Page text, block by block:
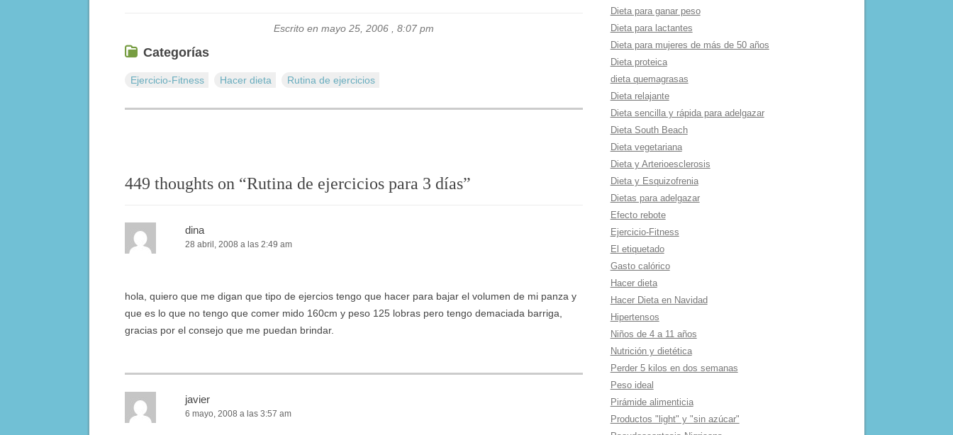
Escrito en mayo 25, 2006 , 8:07 pm
Categorías
Ejercicio-Fitness Hacer dieta Rutina de ejercicios
449 thoughts on “Rutina de ejercicios para 3 dí­as”
dina
28 abril, 2008 a las 2:49 am
hola, quiero que me digan que tipo de ejercios tengo que hacer para bajar el volumen de mi panza y
que es lo que no tengo que comer mido 160cm y peso 125 lobras pero tengo demaciada barriga,
gracias por el consejo que me puedan brindar.
javier
6 mayo, 2008 a las 3:57 am
Dieta para ganar peso
Dieta para lactantes
Dieta para mujeres de más de 50 años
Dieta proteica
dieta quemagrasas
Dieta relajante
Dieta sencilla y rápida para adelgazar
Dieta South Beach
Dieta vegetariana
Dieta y Arterioesclerosis
Dieta y Esquizofrenia
Dietas para adelgazar
Efecto rebote
Ejercicio-Fitness
El etiquetado
Gasto calórico
Hacer dieta
Hacer Dieta en Navidad
Hipertensos
Niños de 4 a 11 años
Nutrición y dietética
Perder 5 kilos en dos semanas
Peso ideal
Pirámide alimenticia
Productos "light" y "sin azúcar"